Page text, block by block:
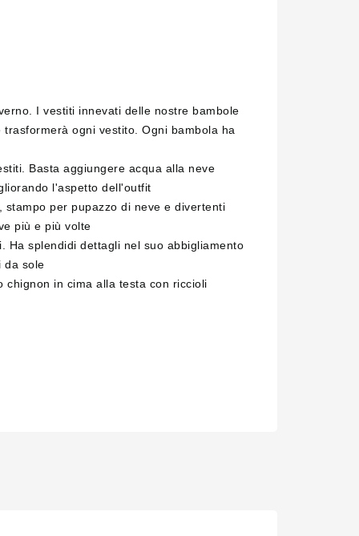
I vestiti innevati delle nostre bambole
ogni vestito. Ogni bambola ha
Basta aggiungere acqua alla neve
l'aspetto dell'outfit
stampo per pupazzo di neve e divertenti
più e più volte
Ha splendidi dettagli nel suo abbigliamento
da sole
chignon in cima alla testa con riccioli